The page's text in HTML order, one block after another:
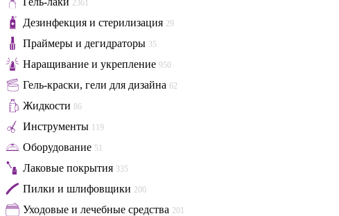
2361
Дезинфекция и стерилизация 29
Праймеры и дегидраторы 35
Наращивание и укрепление 950
Гель-краски, гели для дизайна 62
Жидкости 86
Инструменты 119
Оборудование 51
Лаковые покрытия 335
Пилки и шлифовщики 200
Уходовые и лечебные средства 201